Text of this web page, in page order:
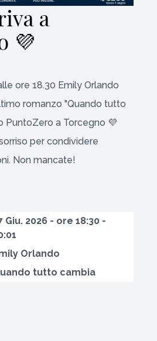
a
💜
ore 18.30 Emily Orlando
romanzo "Quando tutto
PuntoZero a Torcegno 💜
per condividere
Non mancate!
Giu. 2026 - ore 18:30 -
Orlando
tutto cambia